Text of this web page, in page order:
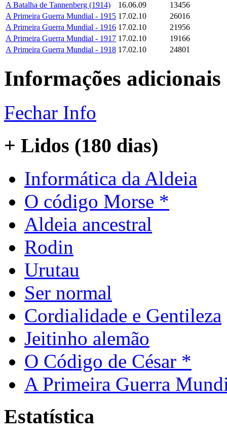
A Batalha de Tannenberg (1914)
16.06.09
13456
A Primeira Guerra Mundial - 1915 17.02.10
26016
A Primeira Guerra Mundial - 1916 17.02.10
21956
A Primeira Guerra Mundial - 1917 17.02.10
19166
A Primeira Guerra Mundial - 1918 17.02.10 24801
Informações adicionais
Fechar Info
+ Lidos (180 dias)
Informática da Aldeia
O código Morse *
Aldeia ancestral
Rodin
Urutau
Ser normal
Cordialidade e Gentileza
Jeitinho alemão
O Código de César *
A Primeira Guerra
Estatística